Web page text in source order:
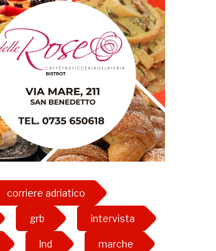
corriere adriatico
grb intervista
lnd marche